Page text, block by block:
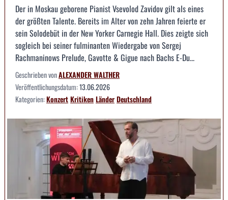
Der in Moskau geborene Pianist Vsevolod Zavidov gilt als eines
der größten Talente. Bereits im Alter von zehn Jahren feierte er
sein Solodebüt in der New Yorker Carnegie Hall. Dies zeigte sich
sogleich bei seiner fulminanten Wiedergabe von Sergej
Rachmaninows Prelude, Gavotte & Gigue nach Bachs E-Du...
Geschrieben vonALEXANDER WALTHER
Veröffentlichungsdatum:13.06.2026
Kategorien:KonzertKritikenLänderDeutschland